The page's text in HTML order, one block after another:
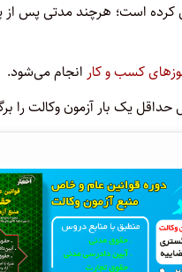
است؛ هرچند مدتی پس از
کسب و کار انجام می‌شود.
یک بار آزمون وکالت را